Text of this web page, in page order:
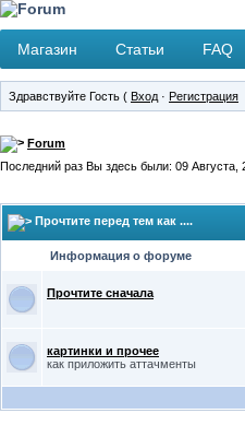
Магазин Статьи FAQ
Здравствуйте Гость ( Вход · Регистрация
Forum
Последний раз Вы здесь были: 09 Августа,
Прочтите перед тем как ....
Информация о форуме
Прочтите сначала
картинки и прочее
как приложить аттачменты